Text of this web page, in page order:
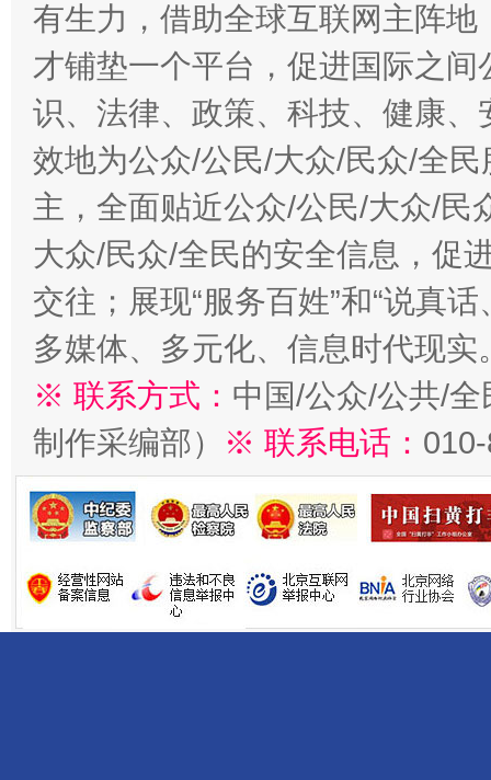
有生力，借助全球互联网主阵
才铺垫一个平台，促进国际之
识、法律、政策、科技、健康
效地为公众/公民/大众/民众/全
主，全面贴近公众/公民/大众/民
大众/民众/全民的安全信息，促
交往；展现“服务百姓”和“说真
多媒体、多元化、信息时代现实
※ 联系方式： 中国/公众/公共/
制作采编部）
※ 联系电话：